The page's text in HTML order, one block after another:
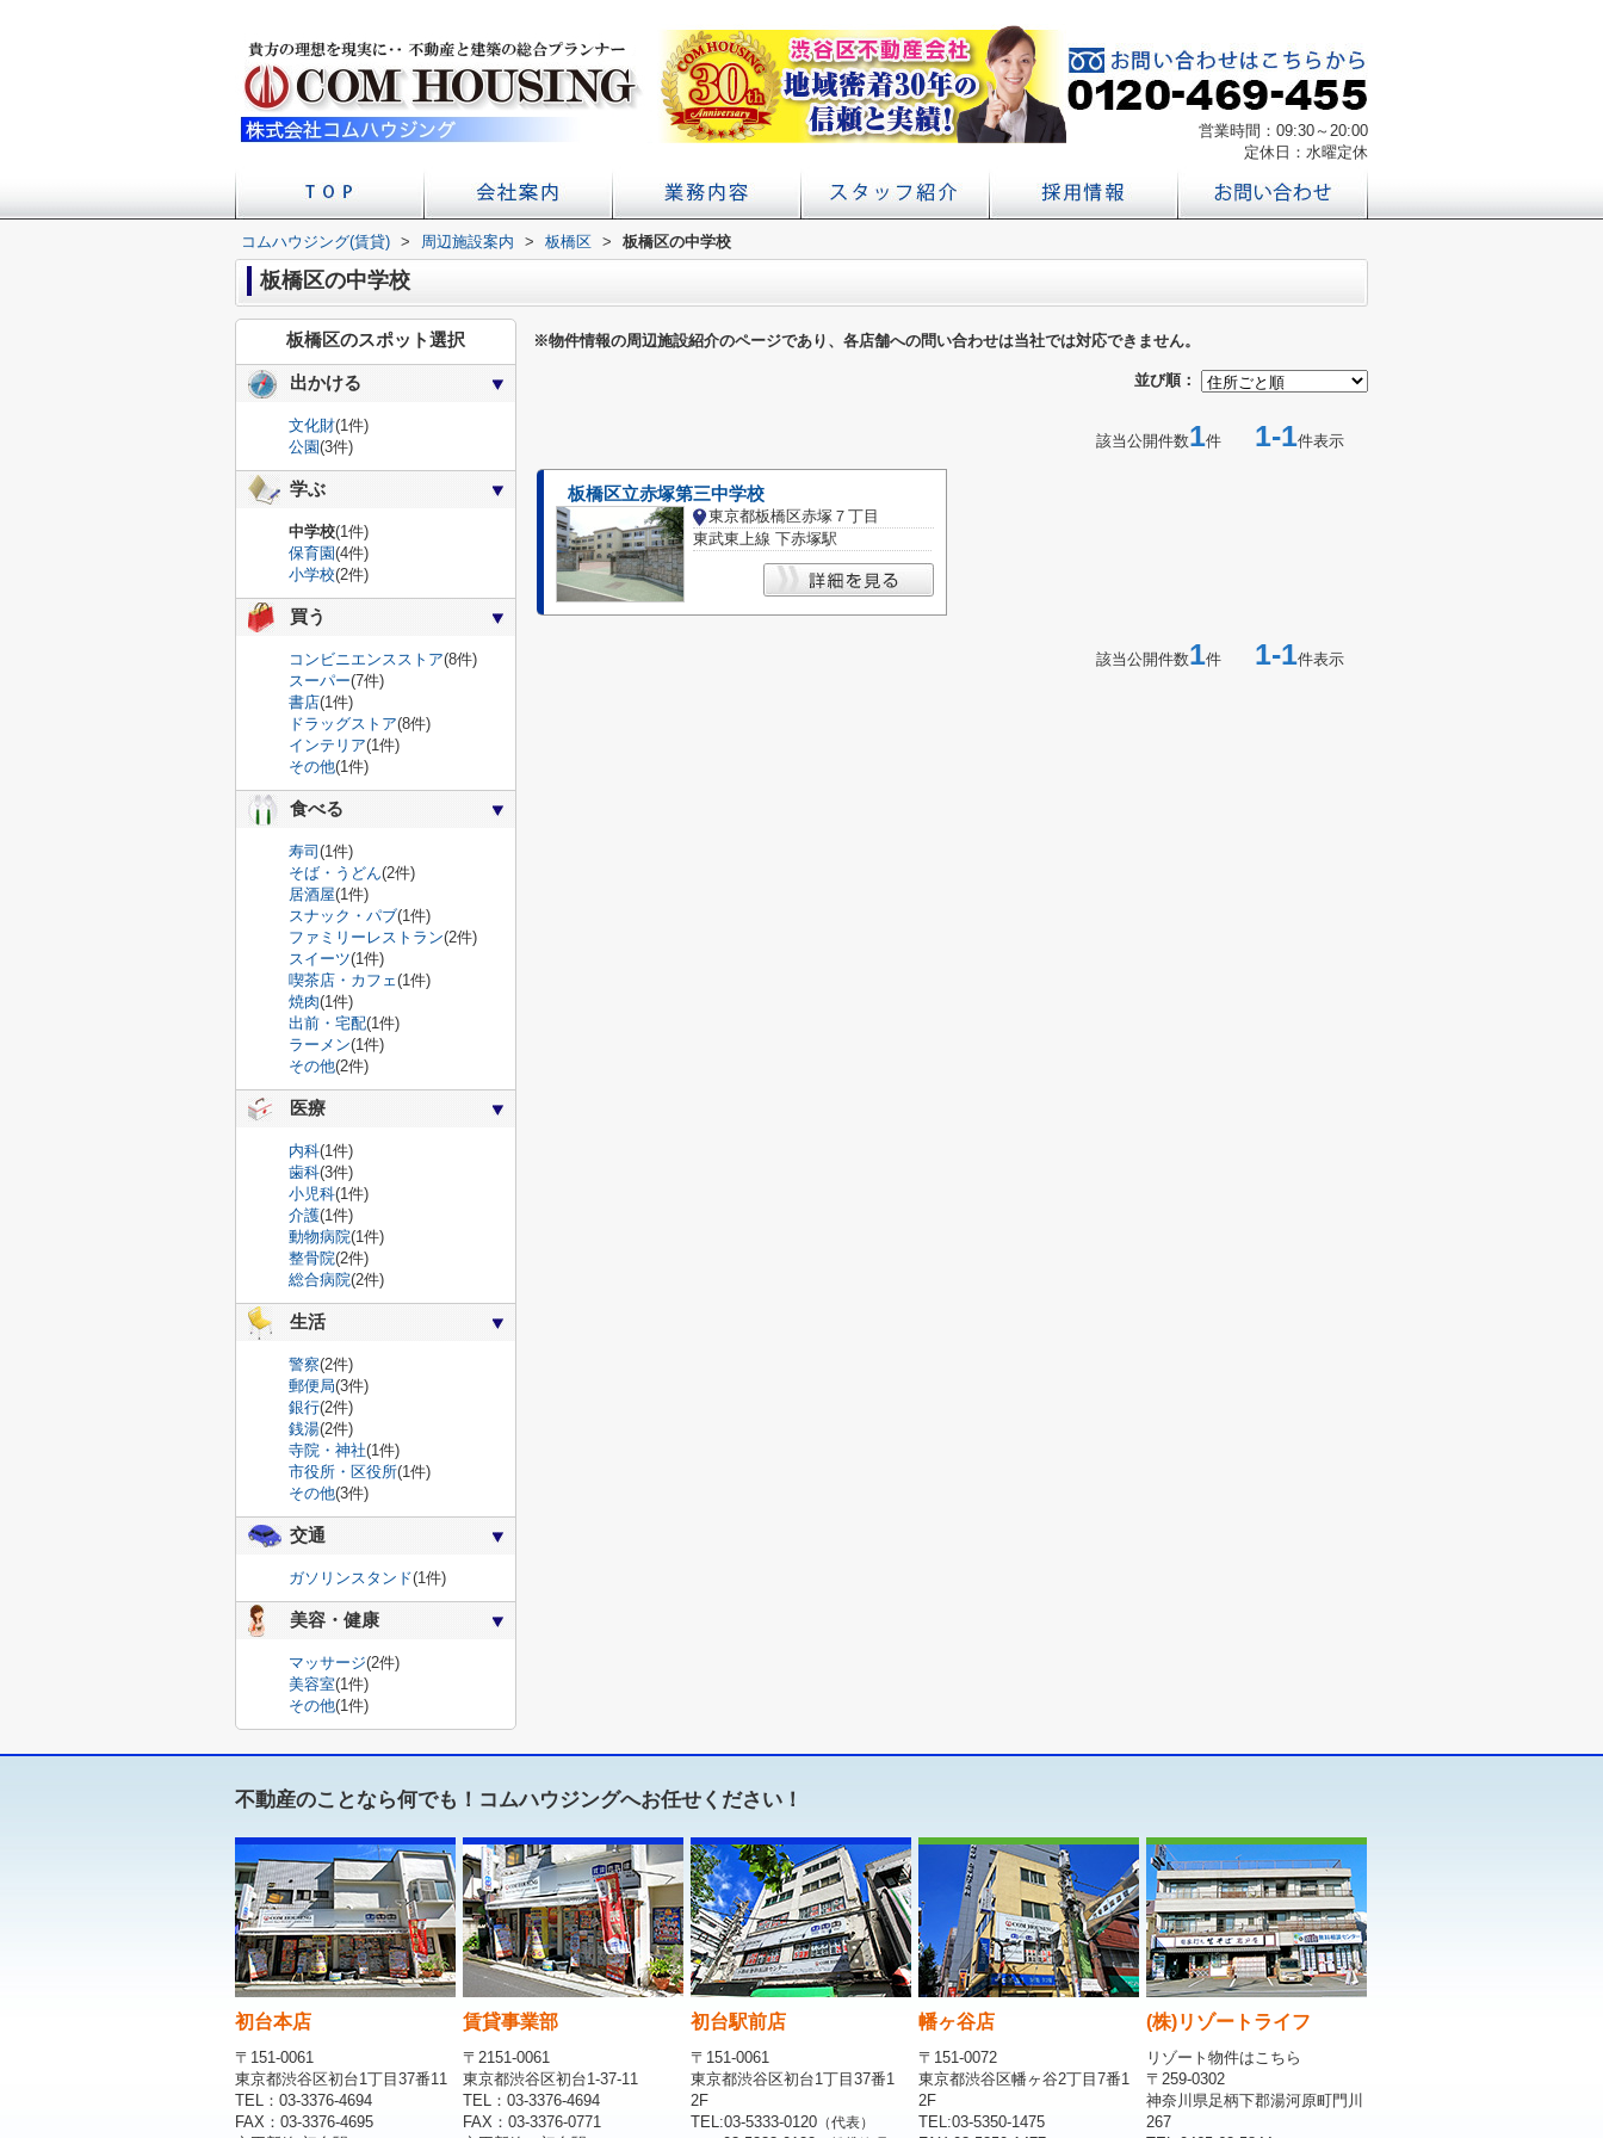
営業時間：09:30～20:00
定休日：水曜定休
店舗へのアクセス
会社概要 初台の賃貸 不動産売買ならコムハウジング
賃貸経営・管理業務サポート
学校提携・学生賃貸仲介
コムハウジング(賃貸) > 周辺施設案内 > 板橋区 > 板橋区の中学校
板橋区の中学校
※物件情報の周辺施設紹介のページであり、各店舗への問い合わせは当社では対応できません。
並び順：
該当公開件数1件 1-1件表示
板橋区立赤塚第三中学校
東京都板橋区赤塚７丁目
東武東上線 下赤塚駅
該当公開件数1件 1-1件表示
板橋区のスポット選択
出かける
文化財(1件)
公園(3件)
学ぶ
中学校(1件)
保育園(4件)
小学校(2件)
買う
コンビニエンスストア(8件)
スーパー(7件)
書店(1件)
ドラッグストア(8件)
インテリア(1件)
その他(1件)
食べる
寿司 (1件)
そば・うどん(2件)
居酒屋(1件)
スナック・パブ(1件)
ファミリーレストラン(2件)
スイーツ(1件)
喫茶店・カフェ(1件)
焼肉(1件)
出前・宅配(1件)
ラーメン(1件)
その他(2件)
医療
内科(1件)
歯科(3件)
小児科(1件)
介護(1件)
動物病院(1件)
整骨院(2件)
総合病院(2件)
生活
警察(2件)
郵便局(3件)
銀行(2件)
銭湯(2件)
寺院・神社(1件)
市役所・区役所(1件)
その他(3件)
交通
ガソリンスタンド(1件)
美容・健康
マッサージ(2件)
美容室(1件)
その他(1件)
不動産のことなら何でも！コムハウジングへお任せください！
初台本店
〒151-0061
東京都渋谷区初台1丁目37番11
TEL：03-3376-4694
FAX：03-3376-4695
賃貸事業部
〒2151-0061
東京都渋谷区初台1-37-11
TEL：03-3376-4694
FAX：03-3376-0771
初台駅前店
〒151-0061
東京都渋谷区初台1丁目37番1
2F
TEL:03-5333-0120 （代表）
幡ヶ谷店
〒151-0072
東京都渋谷区幡ヶ谷2丁目7番1
2F
TEL:03-5350-1475
(株)リゾートライフ
リゾート物件はこちら
〒259-0302
神奈川県足柄下郡湯河原町門川
267